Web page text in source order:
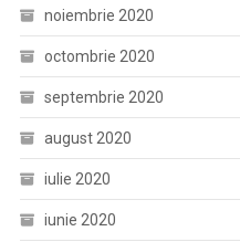
noiembrie 2020
octombrie 2020
septembrie 2020
august 2020
iulie 2020
iunie 2020